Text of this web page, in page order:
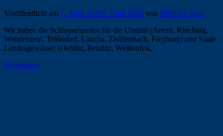
Veröffentlicht am 7. April 20207. April 2020 von BBOlliAdmin
Wir haben die Schleusenzeiten für die Unstrut (Artern, Ritteburg,
Wendelstein, Tröbsdorf, Laucha, Zeddenbach, Freyburg) und Saale
Landesgewässer (Oeblitz, Beuditz, Weißenfels,
Weiterlesen